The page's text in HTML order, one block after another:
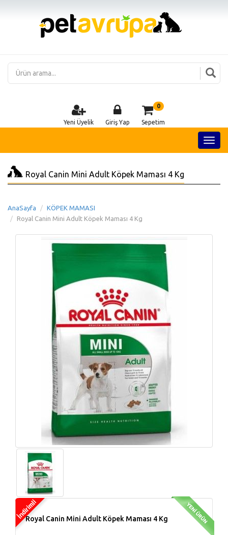
Yeni Üyelik Giriş Yap
0
Sepetim
Royal Canin Mini Adult Köpek Maması 4 Kg
AnaSayfa
KÖPEK MAMASI
Royal Canin Mini Adult Köpek Maması 4 Kg
Royal Canin Mini Adult Köpek Maması 4 Kg